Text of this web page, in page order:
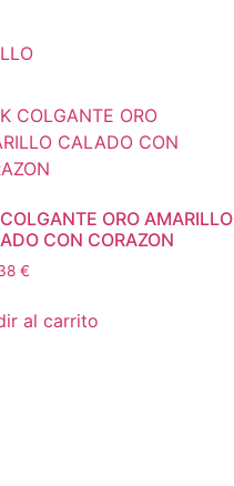
ORO AMARILLO
CON CORAZON
€
al carrito